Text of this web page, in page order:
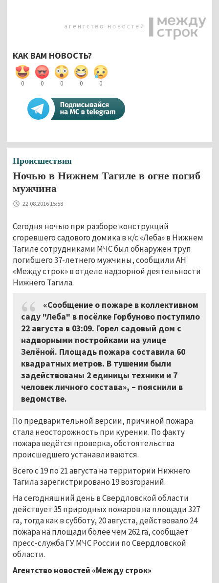
КАК ВАМ НОВОСТЬ?
0 0 0 0 0
Происшествия
Ночью в Нижнем Тагиле в огне погиб
мужчина
22.08.2016 15:58
Сегодня ночью при разборе конструкций
сгоревшего садового домика в к/с «Леба» в Нижнем
Тагиле сотрудниками МЧС был обнаружен труп
погибшего 37-летнего мужчины, сообщили АН
«Между строк» в отделе надзорной деятельности
Нижнего Тагила.
«Сообщение о пожаре в коллективном
саду "Леба" в посёлке Горбуново поступило
22 августа в 03:09. Горел садовый дом с
надворными постройками на улице
Зелёной. Площадь пожара составила 60
квадратных метров. В тушении были
задействованы 2 единицы техники и 7
человек личного состава», – пояснили в
ведомстве.
По предварительной версии, причиной пожара
стала неосторожность при курении. По факту
пожара ведётся проверка, обстоятельства
происшедшего устанавливаются.
Всего с 19 по 21 августа на территории Нижнего
Тагила зарегистрировано 19 возгораний.
На сегодняшний день в Свердловской области
действует 35 природных пожаров на площади 327
га, тогда как в субботу, 20 августа, действовало 24
пожара на площади более чем 262 га, сообщает
пресс-служба ГУ МЧС России по Свердловской
области.
Агентство новостей «Между строк»